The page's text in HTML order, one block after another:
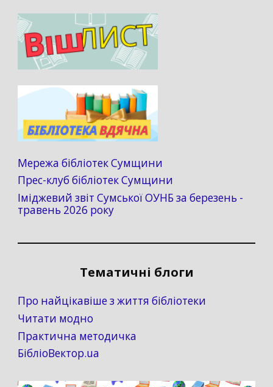
Мережа бібліотек Сумщини
Прес-клуб бібліотек Сумщини
Іміджевий звіт Сумської ОУНБ за березень -
травень 2026 року
Тематичні блоги
Про найцікавіше з життя бібліотеки
Читати модно
Практична методичка
БібліоВектор.ua